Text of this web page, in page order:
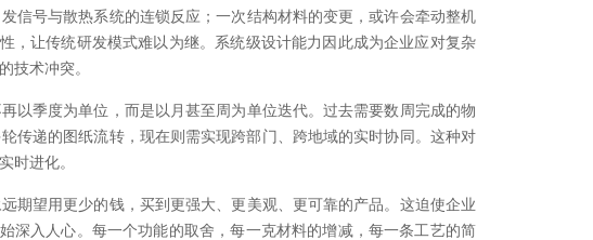
信号与散热系统的连锁反应；一次结构材料的变更，或许会牵动整机
，让传统研发模式难以为继。系统级设计能力因此成为企业应对复杂
技术冲突。
以季度为单位，而是以月甚至周为单位迭代。过去需要数周完成的物
传递的图纸流转，现在则需实现跨部门、跨地域的实时协同。这种对
时进化。
期望用更少的钱，买到更强大、更美观、更可靠的产品。这迫使企业
深入人心。每一个功能的取舍，每一克材料的增减，每一条工艺的简